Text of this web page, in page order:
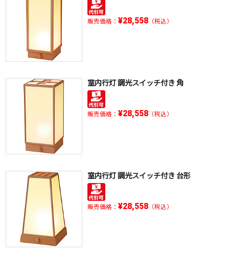
販売価格： ¥28,558（税込）
室内行灯 調光スイッチ付き 角
販売価格： ¥28,558（税込）
室内行灯 調光スイッチ付き 台形
販売価格： ¥28,558（税込）